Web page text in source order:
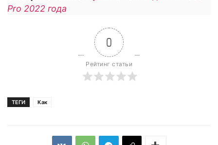
Pro 2022 года
0
Рейтинг статьи
ТЕГИ Как